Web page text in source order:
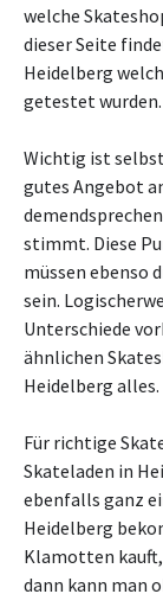
welche
dieser Seite
Heidelberg
getestet wurden.
Wichtig ist
gutes Angebot
stimmt. Diese
müssen ebenso
sein.
Unterschiede
ähnlichen
Heidelberg alles.
Für richtige
Skateladen in
ebenfalls ganz
Heidelberg
Klamotten
dann kann man